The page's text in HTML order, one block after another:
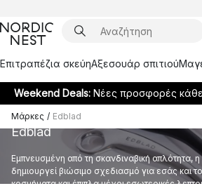
Επιτραπέζια σκεύηΑξεσουάρ σπιτιού
Weekend Deals: Νέες προσφορές
Μάρκες / Edblad
Edblad
Εμπνευσμένη από τη σκανδιναβική απλότητα,
δημιουργεί βιώσιμο σχεδιασμό για εσάς και
κοσμήματα και έπιπλα μέχρι εσωτερικές